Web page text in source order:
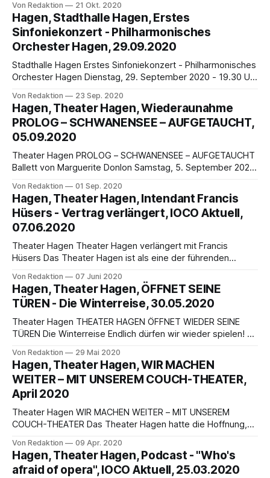
2020 (19.30 Uhr, Großes Haus) die Neuinszenierung der
Operette Die Blume von Hawaii von Paul Abraham auf dem
Programm. IOCO wird die Premiere
Von Redaktion 21 Okt. 2020
Hagen, Stadthalle Hagen, Erstes
Sinfoniekonzert - Philharmonisches
Orchester Hagen, 29.09.2020
Stadthalle Hagen Erstes Sinfoniekonzert - Philharmonisches
Orchester Hagen Dienstag, 29. September 2020 - 19.30 Uhr
Violinkonzert e-Moll op. 64 Ludwig van Beethoven: Sinfonie
Nr. 7 A-Dur op. 92 Solistin: Bomsori Kim (Violine), Leitung:
Generalmusikdirektor Joseph Trafton Die Reihe der
Sinfoniekonzerte des Philharmonischen Orchesters Hagen
Von Redaktion 23 Sep. 2020
Hagen, Theater Hagen, Wiederaunahme
PROLOG – SCHWANENSEE – AUFGETAUCHT,
05.09.2020
Theater Hagen PROLOG – SCHWANENSEE – AUFGETAUCHT
Ballett von Marguerite Donlon Samstag, 5. September 2020,
Hagen eröffnet seine Spielzeit 2020/21 am 5. September
(19.30 Uhr, Großes Haus) mit der Wiederaufnahme des
Balletts Prolog – Schwanensee – Aufgetaucht von
Marguerite Donlon (mit Musik
Von Redaktion 01 Sep. 2020
Hagen, Theater Hagen, Intendant Francis
Hüsers - Vertrag verlängert, IOCO Aktuell,
07.06.2020
Theater Hagen Theater Hagen verlängert mit Francis
Hüsers Das Theater Hagen ist als eine der führenden
worden. Am Ende der Spielzeit 2019/20 sah Die Deutsche
Bühne das Theater Hagen als bestes Haus in der Kategorie
Überzeugende Theaterarbeit abseits großer
Theaterzentren. Als Bürgertheater liegt das
Von Redaktion 07 Juni 2020
Hagen, Theater Hagen, ÖFFNET SEINE
TÜREN - Die Winterreise, 30.05.2020
Theater Hagen THEATER HAGEN ÖFFNET WIEDER SEINE
TÜREN Die Winterreise Endlich dürfen wir wieder spielen! –
ersehnte Entscheidung des Krisenstabs der Stadt Hagen
reagiert, neben dem Lutz nun auch wieder Vorstellungen im
Großen Haus anbieten zu können. Unter den aktuellen
Sicherheitsauflagen
Von Redaktion 29 Mai 2020
Hagen, Theater Hagen, WIR MACHEN
WEITER – MIT UNSEREM COUCH-THEATER,
April 2020
Theater Hagen WIR MACHEN WEITER – MIT UNSEREM
COUCH-THEATER Das Theater Hagen hatte die Hoffnung,
öffnen und Vorstellungen anbieten zu können. Aufgrund der
immer noch bestehenden „Kontaktsperre“ und den
Anordnungen der Stadt Hagen ist dies leider nicht möglich.
Von Redaktion 09 Apr. 2020
Hagen, Theater Hagen, Podcast - "Who's
afraid of opera", IOCO Aktuell, 25.03.2020